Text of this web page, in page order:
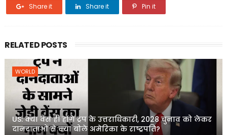
Share it Share it Pin it
RELATED POSTS
WORLD
US: क्या वेंस ही होंगे ट्रंप के उत्तराधिकारी, 2028 चुनाव को लेकर
दानदाताओं से क्या बोले अमेरिका के राष्ट्रपति?